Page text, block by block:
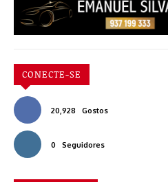
CONECTE-SE
20,928 Gostos
0 Seguidores